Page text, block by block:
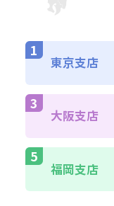
東京支店
大阪支店
福岡支店